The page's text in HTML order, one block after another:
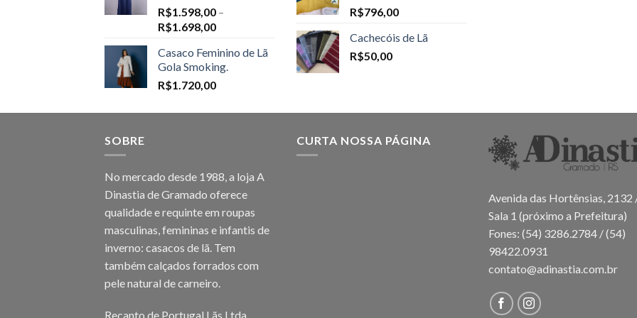
R$1.598,00 –
R$1.698,00Price
R$1.598,00
through
R$1.698,00
Casaco Feminino de Lã
Gola Smoking.
R$1.720,00
R$796,00
Cachecóis de Lã
R$50,00
SOBRE
No mercado desde 1988, a loja A
Dinastia de Gramado oferece
qualidade e requinte em roupas
masculinas, femininas e infantis de
inverno: casacos de lã. Tem
também calçados forrados com
pele natural de carneiro.
Recanto de Portugal Lãs Ltda
CURTA NOSSA PÁGINA
Avenida das Hortênsias, 2132
Sala 1 (próximo a Prefeitura)
Fones: (54) 3286.2784 / (54)
98422.0931
contato@adinastia.com.br